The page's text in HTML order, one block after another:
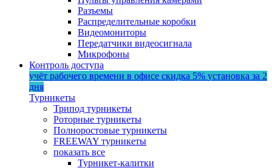
Разъемы
Распределительные коробки
Видеомониторы
Передатчики видеосигнала
Микрофоны
Контроль доступа
учёт рабочего времени в офисе скидка 5% установка за 2
дня
Турникеты
Трипод турникеты
Роторные турникеты
Полноростовые турникеты
FREEWAY турникеты
показать все
Турникет-калитки